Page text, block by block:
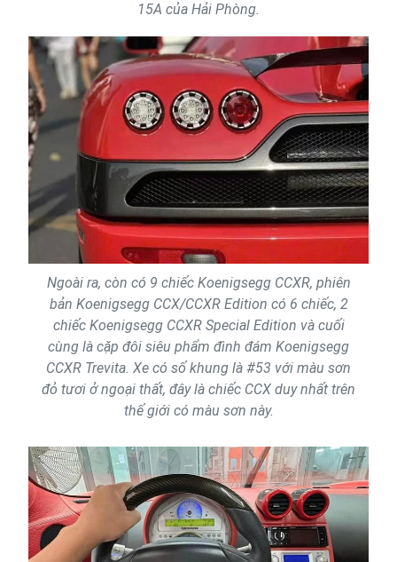
15A của Hải Phòng.
Ngoài ra, còn có 9 chiếc Koenigsegg CCXR, phiên
bản Koenigsegg CCX/CCXR Edition có 6 chiếc, 2
chiếc Koenigsegg CCXR Special Edition và cuối
cùng là cặp đôi siêu phẩm đình đám Koenigsegg
CCXR Trevita. Xe có số khung là #53 với màu sơn
đỏ tươi ở ngoại thất, đây là chiếc CCX duy nhất trên
thế giới có màu sơn này.